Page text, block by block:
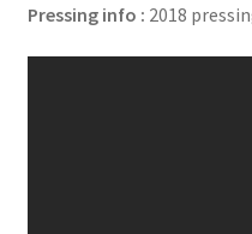
Pressing info : 2018